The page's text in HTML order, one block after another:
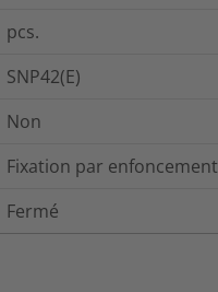
pcs.
SNP42(E)
Non
Fixation par enfoncement
Fermé